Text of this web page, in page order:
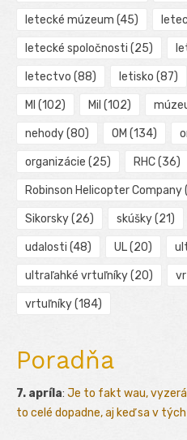
letecké múzeum (45)
letecké spoločnosti (25)
letectvo (88) letisko (87)
MI (102) Mil (102)
nehody(80) OM (134)
organizácie (25) RHC(36)
Robinson Helicopter Company
Sikorsky(26) skúšky(21)
udalosti (48) UL(20)
ultraľahké vrtuľníky(20)
vrtuľníky(184)
Poradňa
7. apríla: Je to fakt wau, vyzerá
to celé dopadne, aj keď sa v